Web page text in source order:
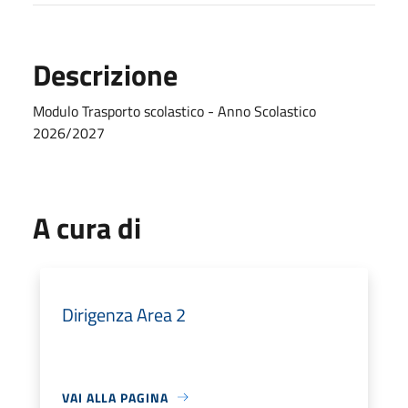
Descrizione
Modulo Trasporto scolastico - Anno Scolastico
2026/2027
A cura di
Dirigenza Area 2
VAI ALLA PAGINA